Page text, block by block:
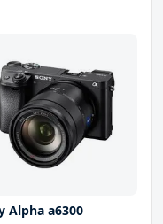
Alpha a6300